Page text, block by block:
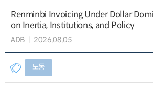
Renminbi Invoicing Under Dollar
on Inertia, Institutions, and Policy
ADB 2026.08.05
노동